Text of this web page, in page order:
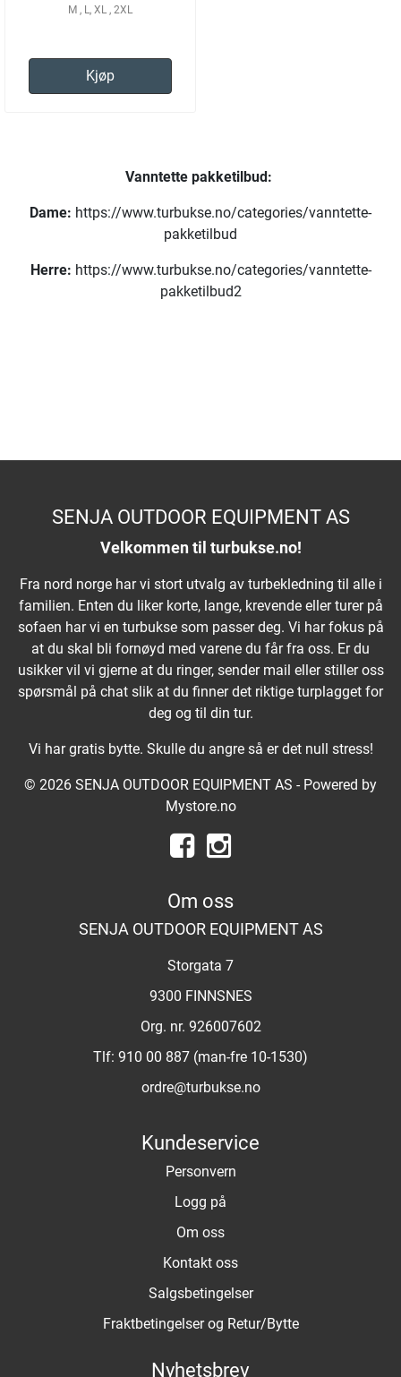
M , L, XL , 2XL
Kjøp
Vanntette pakketilbud:
Dame: https://www.turbukse.no/categories/vanntette-
pakketilbud
Herre: https://www.turbukse.no/categories/vanntette-
pakketilbud2
SENJA OUTDOOR EQUIPMENT AS
Velkommen til turbukse.no!
Fra nord norge har vi stort utvalg av turbekledning til alle i
familien. Enten du liker korte, lange, krevende eller turer på
sofaen har vi en turbukse som passer deg. Vi har fokus på
at du skal bli fornøyd med varene du får fra oss. Er du
usikker vil vi gjerne at du ringer, sender mail eller stiller oss
spørsmål på chat slik at du finner det riktige turplagget for
deg og til din tur.
Vi har gratis bytte. Skulle du angre så er det null stress!
© 2026 SENJA OUTDOOR EQUIPMENT AS - Powered by
Mystore.no
Om oss
SENJA OUTDOOR EQUIPMENT AS
Storgata 7
9300 FINNSNES
Org. nr. 926007602
Tlf: 910 00 887 (man-fre 10-1530)
ordre@turbukse.no
Kundeservice
Personvern
Logg på
Om oss
Kontakt oss
Salgsbetingelser
Fraktbetingelser og Retur/Bytte
Nyhetsbrev